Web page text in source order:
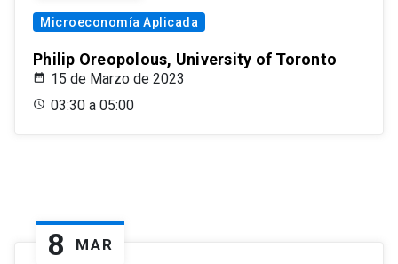
Microeconomía Aplicada
Philip Oreopolous, University of Toronto
15 de Marzo de 2023
03:30 a 05:00
8 MAR